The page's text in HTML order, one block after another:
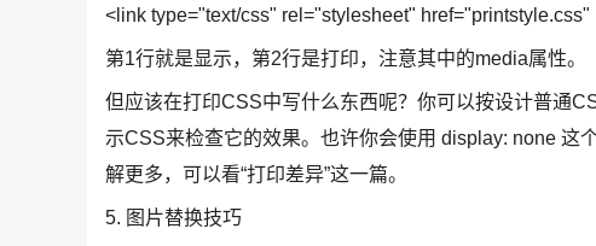
<link type="text/css" rel="stylesheet" href="printstyle.css"
第1行就是显示，第2行是打印，注意其中的media属性。
但应该在打印CSS中写什么东西呢？你可以按设计普通
示CSS来检查它的效果。也许你会使用 display: none 这
解更多，可以看“打印差异”这一篇。
5. 图片替换技巧